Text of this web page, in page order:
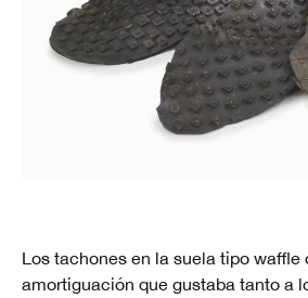
Los tachones en la suela tipo waffle
amortiguación que gustaba tanto a